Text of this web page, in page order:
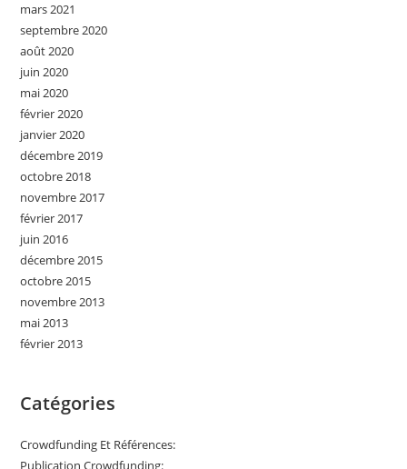
mars 2021
septembre 2020
août 2020
juin 2020
mai 2020
février 2020
janvier 2020
décembre 2019
octobre 2018
novembre 2017
février 2017
juin 2016
décembre 2015
octobre 2015
novembre 2013
mai 2013
février 2013
Catégories
Crowdfunding Et Références:
Publication Crowdfunding: